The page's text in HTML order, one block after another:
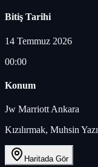
Bitiş Tarihi
14 Temmuz 2026
00:00
Konum
Jw Marriott Ankara
Kızılırmak, Muhsin
Haritada Gör